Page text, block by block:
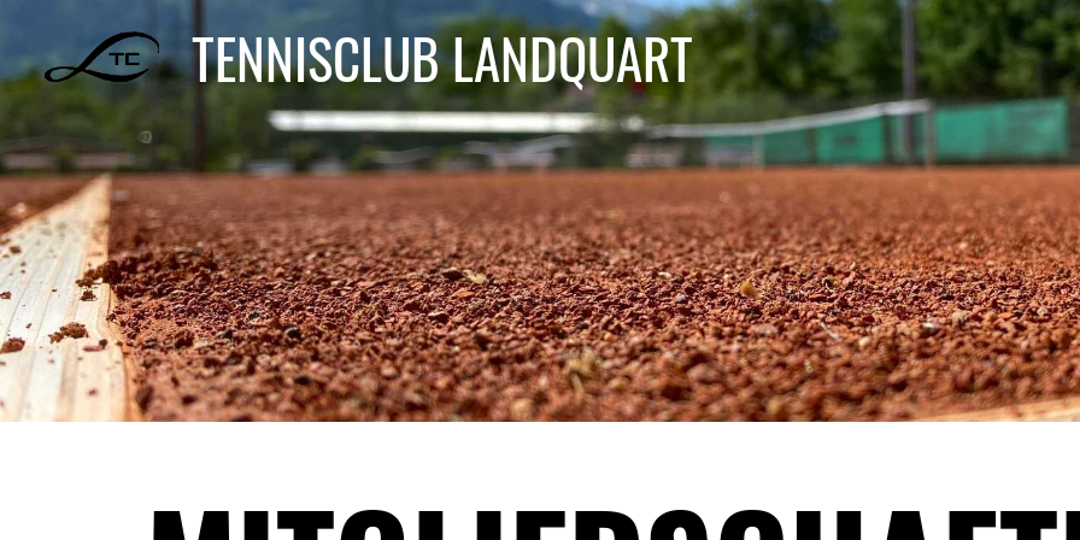
TENNISCLUB LANDQUART